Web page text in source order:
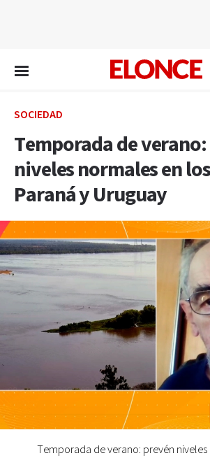
SOCIEDAD
Temporada de
niveles normales en
Paraná y Uruguay
Temporada de verano: prevén